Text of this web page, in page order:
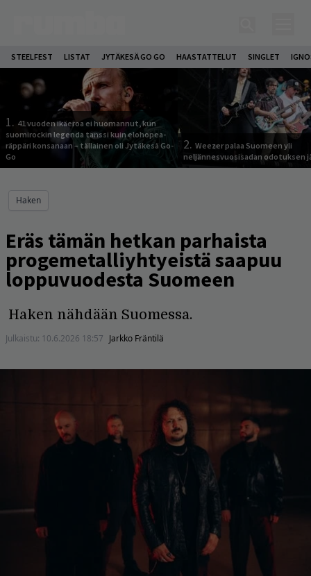
STEELFEST LISTAT JYTÄKESÄ GO GO HAASTATTELUT SINGLET
1. 41 vuoden ikäeroa ei huomannut, kun
suomirockin legenda tanssi kuin elohopea-
räppäri konsanaan – tällainen oli Jytäkesä Go-
Go
2. Weezer palaa Suomeen yli
neljännesvuosisadan odotuksen
Haken
Eräs tämän hetkan parhaista
progemetalliyhtyeistä saapuu
loppuvuodesta Suomeen
Haken nähdään Suomessa.
Julkaistu: 10.6.2026 18:57 Jarkko Fräntilä